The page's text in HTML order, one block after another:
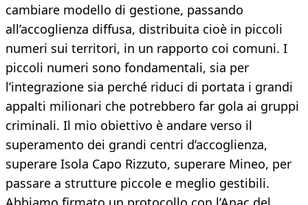
cambiare modello di gestione, passando
all’accoglienza diffusa, distribuita cioè in piccoli
numeri sui territori, in un rapporto coi comuni. I
piccoli numeri sono fondamentali, sia per
l’integrazione sia perché riduci di portata i grandi
appalti milionari che potrebbero far gola ai gruppi
criminali. Il mio obiettivo è andare verso il
superamento dei grandi centri d’accoglienza,
superare Isola Capo Rizzuto, superare Mineo, per
passare a strutture piccole e meglio gestibili.